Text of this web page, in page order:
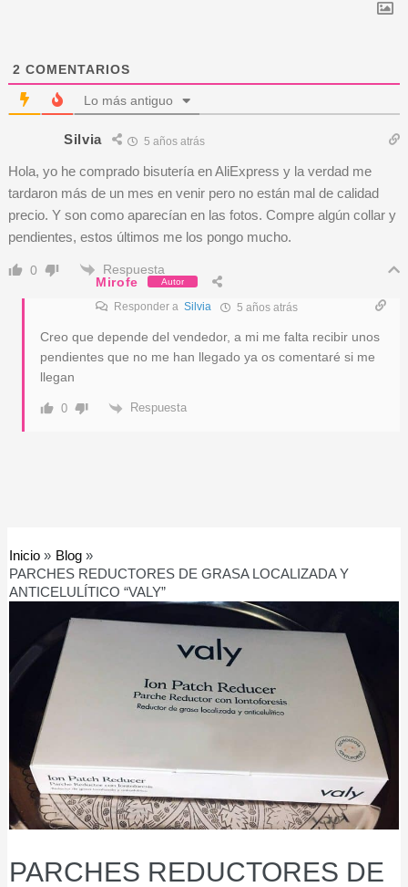
2 COMENTARIOS
Lo más antiguo
Silvia 5 años atrás
Hola, yo he comprado bisutería en AliExpress y la verdad me
tardaron más de un mes en venir pero no están mal de calidad
precio. Y son como aparecían en las fotos. Compre algún collar y
pendientes, estos últimos me los pongo mucho.
0
Respuesta
Mirofe
Autor
Responder a Silvia 5 años atrás
Creo que depende del vendedor, a mi me falta recibir unos
pendientes que no me han llegado ya os comentaré si me
llegan
0 Respuesta
Inicio
Blog
PARCHES REDUCTORES DE GRASA LOCALIZADA Y
ANTICELULÍTICO “VALY”
PARCHES REDUCTORES DE